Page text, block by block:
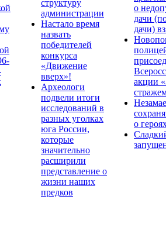
структуру
администрации
Настало время
назвать
победителей
конкурса
«Движение
вверх»!
Археологи
подвели итоги
исследований в
разных уголках
юга России,
которые
значительно
расширили
представление о
жизни наших
предков
о
дачи
дачи)
акции
о